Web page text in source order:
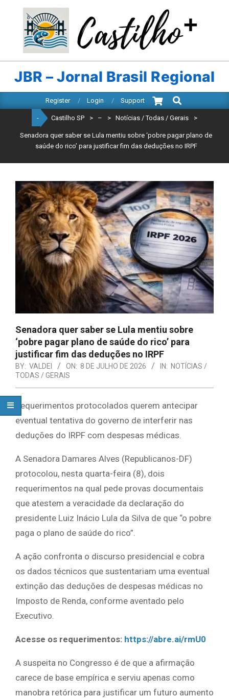
content
CASTILHO
SP
JBR – Jornal Brasil Regional
Navigation
Register Login Support
Search
- Castilho SP > – > Notícias / Todas / Gerais >
Senadora quer saber se Lula mentiu sobre ‘pobre pagar plano de
saúde do rico’ para justificar fim das deduções no IRPF
Senadora quer saber se Lula mentiu sobre
‘pobre pagar plano de saúde do rico’ para
justificar fim das deduções no IRPF
BY: VALDEI ON: 8 DE JULHO DE 2026 IN: NOTÍCIAS /
TODAS / GERAIS
Requerimentos protocolados querem antecipar
eventual tentativa do governo de interferir nas
deduções do IRPF com despesas médicas.
A Senadora Damares Alves (Republicanos-DF)
protocolou, nesta quarta-feira (8), dois
requerimentos na qual pede provas documentais
que atestem a veracidade da declaração do
presidente Luiz Inácio Lula da Silva de que “o pobre
paga o plano de saúde do rico”.
A ação confronta o discurso presidencial e cobra
os dados técnicos que sustentariam uma eventual
extinção das deduções de despesas médicas no
Imposto de Renda, conforme aventado pelo
Executivo.
Acesse os requerimentos: https://abre.ai/rmU0
A suspeita no Congresso é de que a afirmação
carece de base empírica e serviu apenas como
manobra retórica para justificar um futuro aumento